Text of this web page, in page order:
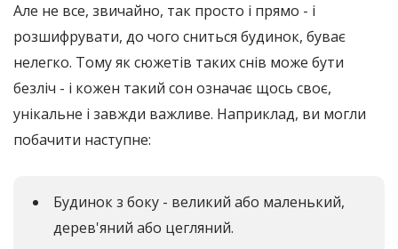
Але не все, звичайно, так просто і прямо - і
розшифрувати, до чого сниться будинок, буває
нелегко. Тому як сюжетів таких снів може бути
безліч - і кожен такий сон означає щось своє,
унікальне і завжди важливе. Наприклад, ви могли
побачити наступне:
Будинок з боку - великий або маленький,
дерев'яний або цегляний.